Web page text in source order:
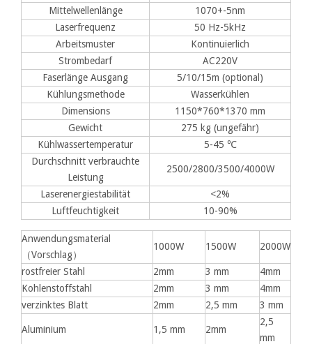
Mittelwellenlänge
1070+-5nm
Laserfrequenz
50 Hz-5kHz
Arbeitsmuster
Kontinuierlich
Strombedarf
AC220V
Faserlänge Ausgang
5/10/15m (optional)
Kühlungsmethode
Wasserkühlen
Dimensions
1150*760*1370 mm
Gewicht
275 kg (ungefähr)
Kühlwassertemperatur
5-45 ℃
Durchschnitt verbrauchte
Leistung
2500/2800/3500/4000W
Laserenergiestabilität
<2%
Luftfeuchtigkeit
10-90%
Anwendungsmaterial
（Vorschlag）
1000W 1500W 2000W
rostfreier Stahl 2mm 3 mm
4mm
Kohlenstoffstahl
2mm 3 mm
4mm
verzinktes Blatt
2mm 2,5 mm 3 mm
Aluminium 1,5 mm 2mm
2,5
mm